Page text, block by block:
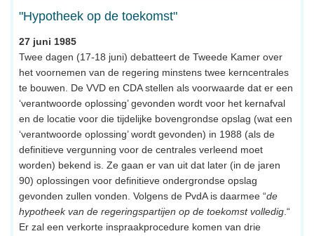
"Hypotheek op de toekomst"
27 juni 1985
Twee dagen (17-18 juni) debatteert de Tweede Kamer over
het voornemen van de regering minstens twee kerncentrales
te bouwen. De VVD en CDA stellen als voorwaarde dat er een
‘verantwoorde oplossing’ gevonden wordt voor het kernafval
en de locatie voor die tijdelijke bovengrondse opslag (wat een
‘verantwoorde oplossing’ wordt gevonden) in 1988 (als de
definitieve vergunning voor de centrales verleend moet
worden) bekend is. Ze gaan er van uit dat later (in de jaren
90) oplossingen voor definitieve ondergrondse opslag
gevonden zullen vonden. Volgens de PvdA is daarmee “de
hypotheek van de regeringspartijen op de toekomst volledig .“
Er zal een verkorte inspraakprocedure komen van drie